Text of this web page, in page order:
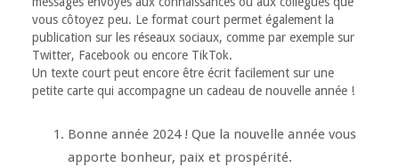
vous côtoyez peu. Le format court permet également la
publication sur les réseaux sociaux, comme par exemple sur
Twitter, Facebook ou encore TikTok.
Un texte court peut encore être écrit facilement sur une
petite carte qui accompagne un cadeau de nouvelle année !
Bonne année 2024 ! Que la nouvelle année vous
apporte bonheur, paix et prospérité.